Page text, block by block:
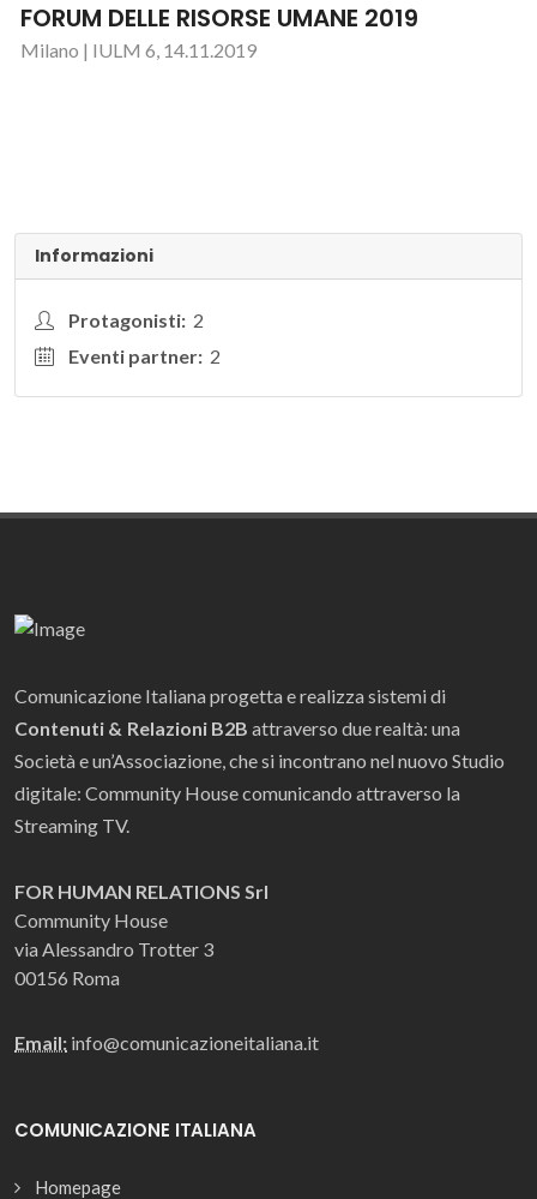
FORUM DELLE RISORSE UMANE 2019
Milano | IULM 6, 14.11.2019
Informazioni
Protagonisti: 2
Eventi partner: 2
Comunicazione Italiana progetta e realizza sistemi di
Contenuti & Relazioni B2B attraverso due realtà: una
Società e un’Associazione, che si incontrano nel nuovo Studio
digitale: Community House comunicando attraverso la
Streaming TV.
FOR HUMAN RELATIONS Srl
Community House
via Alessandro Trotter 3
00156 Roma
Email: info@comunicazioneitaliana.it
COMUNICAZIONE ITALIANA
Homepage